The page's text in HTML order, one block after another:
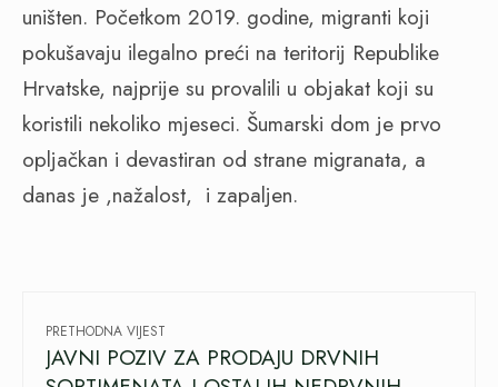
uništen. Početkom 2019. godine, migranti koji
pokušavaju ilegalno preći na teritorij Republike
Hrvatske, najprije su provalili u objakat koji su
koristili nekoliko mjeseci. Šumarski dom je prvo
opljačkan i devastiran od strane migranata, a
danas je ,nažalost, i zapaljen.
PRETHODNA VIJEST
JAVNI POZIV ZA PRODAJU DRVNIH